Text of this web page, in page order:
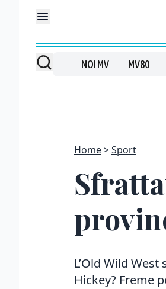
NOI MV MV80
Home Sport
L’Old Wild
Hickey? Freme